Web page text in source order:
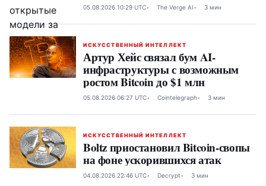
05.08.2026 10:29 UTC The Verge AI 3 мин
ИСКУССТВЕННЫЙ ИНТЕЛЛЕКТ
Артур Хейс связал бум AI-
инфраструктуры с возможным
ростом Bitcoin до $1 млн
05.08.2026 06:27 UTC Cointelegraph 3 мин
ИСКУССТВЕННЫЙ ИНТЕЛЛЕКТ
Boltz приостановил Bitcoin-свопы
на фоне ускорившихся атак
04.08.2026 22:46 UTC Decrypt 3 мин